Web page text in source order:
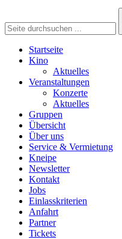
Startseite
Kino
Aktuelles
Veranstaltungen
Konzerte
Aktuelles
Gruppen
Übersicht
Über uns
Service & Vermietung
Kneipe
Newsletter
Kontakt
Jobs
Einlasskriterien
Anfahrt
Partner
Tickets